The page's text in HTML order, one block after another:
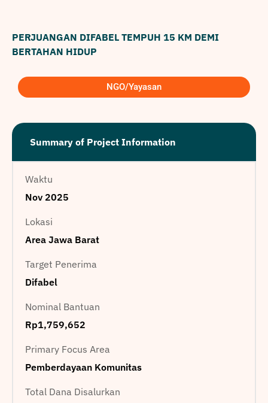
PERJUANGAN DIFABEL TEMPUH 15 KM DEMI
BERTAHAN HIDUP
NGO/Yayasan
Summary of Project Information
Waktu
Nov 2025
Lokasi
Area Jawa Barat
Target Penerima
Difabel
Nominal Bantuan
Rp1,759,652
Primary Focus Area
Pemberdayaan Komunitas
Total Dana Disalurkan